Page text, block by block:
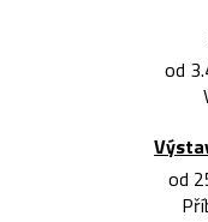
od
od